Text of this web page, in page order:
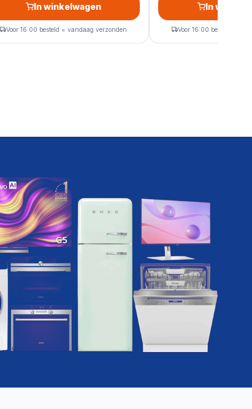
In winkelwagen
Voor 16:00 besteld = vandaag verzonden
In
Voor 16:00 besteld =